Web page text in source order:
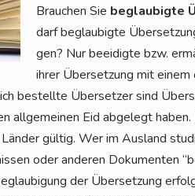
Brau­chen Sie beglau­big­te
darf beglau­big­te
gen? Nur beei­dig­te bzw.
ihrer Über­set­zung mit
bestell­te Über­set­zer sind
all­ge­mei­nen Eid abge­legt
gül­tig. Wer im Aus­land
oder ande­ren Doku­men­ten
der Über­set­zung